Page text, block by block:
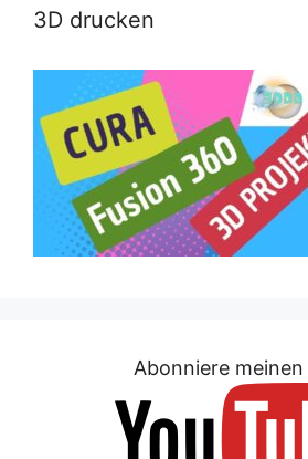
3D drucken
Abonniere meinen